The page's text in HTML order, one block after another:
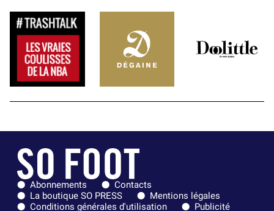
Abonnements
Contacts
La boutique SO PRESS
Mentions légales
Conditions générales d'utilisation
Publicité